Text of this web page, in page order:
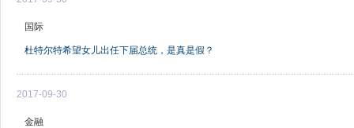
国际
杜特尔特希望女儿出任下届总统，是真是假？
2017-09-30
金融